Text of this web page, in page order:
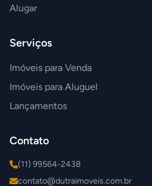
Alugar
Serviços
Imóveis para Venda
Imóveis para Aluguel
Lançamentos
Contato
(11) 99564-2438
contato@dutraimoveis.com.br